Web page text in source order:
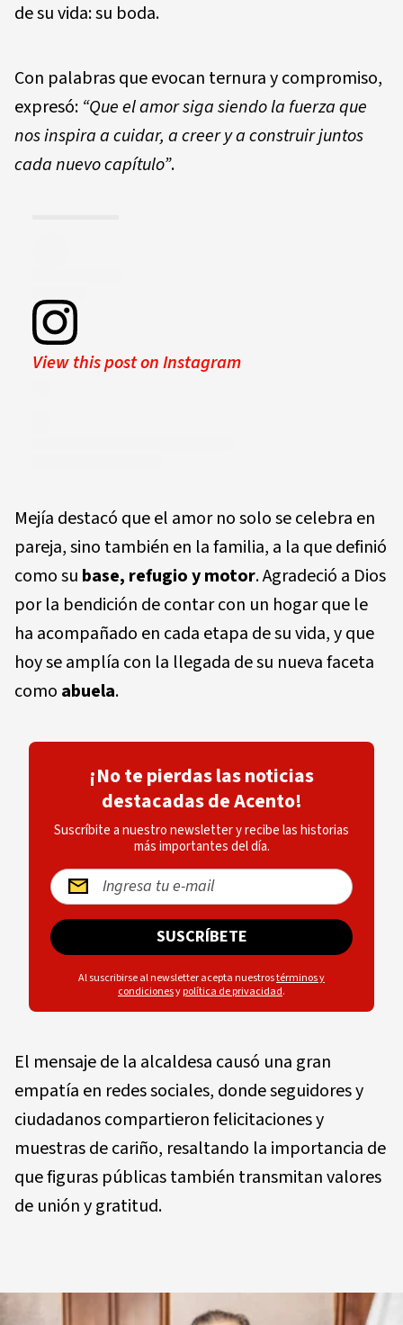
de su vida: su boda.
Con palabras que evocan ternura y compromiso,
expresó: “Que el amor siga siendo la fuerza que
nos inspira a cuidar, a creer y a construir juntos
cada nuevo capítulo”.
View this post on Instagram
Mejía destacó que el amor no solo se celebra en
pareja, sino también en la familia, a la que definió
como su base, refugio y motor. Agradeció a Dios
por la bendición de contar con un hogar que le
ha acompañado en cada etapa de su vida, y que
hoy se amplía con la llegada de su nueva faceta
como abuela.
¡No te pierdas las noticias
destacadas de Acento!
Suscríbite a nuestro newsletter y recibe las historias
más importantes del día.
SUSCRÍBETE
Al suscribirse al newsletter acepta nuestrostérminos y
condicionesypolítica de privacidad.
El mensaje de la alcaldesa causó una gran
empatía en redes sociales, donde seguidores y
ciudadanos compartieron felicitaciones y
muestras de cariño, resaltando la importancia de
que figuras públicas también transmitan valores
de unión y gratitud.